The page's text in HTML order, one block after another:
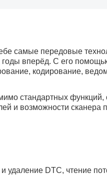
самые передовые
годы вперёд. С его
кодирование,
стандартных
и возможности сканера
удаление DTC, чтение